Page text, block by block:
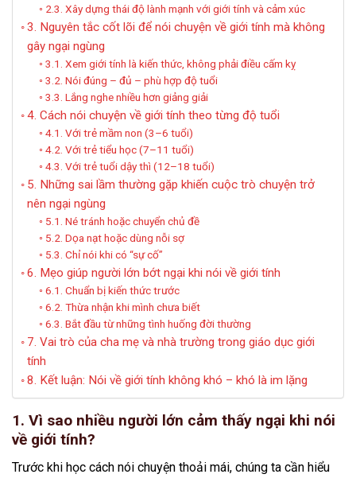
2.3. Xây dựng thái độ lành mạnh với giới tính và cảm xúc
3. Nguyên tắc cốt lõi để nói chuyện về giới tính mà không
gây ngại ngùng
3.1. Xem giới tính là kiến thức, không phải điều cấm kỵ
3.2. Nói đúng – đủ – phù hợp độ tuổi
3.3. Lắng nghe nhiều hơn giảng giải
4. Cách nói chuyện về giới tính theo từng độ tuổi
4.1. Với trẻ mầm non (3–6 tuổi)
4.2. Với trẻ tiểu học (7–11 tuổi)
4.3. Với trẻ tuổi dậy thì (12–18 tuổi)
5. Những sai lầm thường gặp khiến cuộc trò chuyện trở
nên ngại ngùng
5.1. Né tránh hoặc chuyển chủ đề
5.2. Dọa nạt hoặc dùng nỗi sợ
5.3. Chỉ nói khi có “sự cố”
6. Mẹo giúp người lớn bớt ngại khi nói về giới tính
6.1. Chuẩn bị kiến thức trước
6.2. Thừa nhận khi mình chưa biết
6.3. Bắt đầu từ những tình huống đời thường
7. Vai trò của cha mẹ và nhà trường trong giáo dục giới
tính
8. Kết luận: Nói về giới tính không khó – khó là im lặng
1. Vì sao nhiều người lớn cảm thấy ngại khi nói
về giới tính?
Trước khi học cách nói chuyện thoải mái, chúng ta cần hiểu